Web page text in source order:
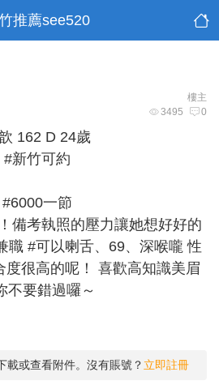
推薦see520
樓主
3495 0
162 D 24歲
#新竹可約
#6000一節
備考執照的壓力讓她想好好的
職 #可以喇舌、69、深喉嚨 性
度很高的呢！ 喜歡高知識美眉
不要錯過囉～
載或查看附件。沒有賬號？ 立即註冊